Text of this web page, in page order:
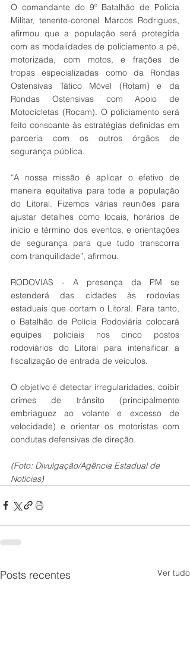
O comandante do 9º Batalhão de Polícia
Militar, tenente-coronel Marcos Rodrigues,
afirmou que a população será protegida
com as modalidades de policiamento a pé,
motorizada, com motos, e frações de
tropas especializadas como da Rondas
Ostensivas Tático Móvel (Rotam) e da
Rondas Ostensivas com Apoio de
Motocicletas (Rocam). O policiamento será
feito consoante às estratégias definidas em
parceria com os outros órgãos de
segurança pública.
“A nossa missão é aplicar o efetivo de
maneira equitativa para toda a população
do Litoral. Fizemos várias reuniões para
ajustar detalhes como locais, horários de
início e término dos eventos, e orientações
de segurança para que tudo transcorra
com tranquilidade”, afirmou.
RODOVIAS - A presença da PM se
estenderá das cidades às rodovias
estaduais que cortam o Litoral. Para tanto,
o Batalhão de Polícia Rodoviária colocará
equipes policiais nos cinco postos
rodoviários do Litoral para intensificar a
fiscalização de entrada de veículos.
O objetivo é detectar irregularidades, coibir
crimes de trânsito (principalmente
embriaguez ao volante e excesso de
velocidade) e orientar os motoristas com
condutas defensivas de direção.
(Foto: Divulgação/Agência Estadual de
Notícias)
Posts recentes Ver tudo